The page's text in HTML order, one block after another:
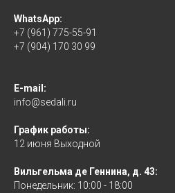
WhatsApp:
+7 (961) 775-55-91
+7 (904) 170 30 99
E-mail:
info@sedali.ru
График работы:
12 июня Выходной
Вильгельма де Геннина, д. 43:
Понедельник: 10:00 - 18:00